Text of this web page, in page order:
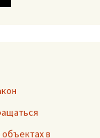
в